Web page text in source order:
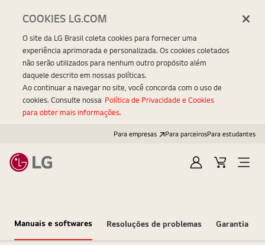
Para empresas Para parceirosPara estudantes
EntrarCarrinhoOpen
Manuais e softwares Resoluções de problemas Garantia
COOKIES LG.COM
O site da LG Brasil coleta cookies para fornecer uma
experiência aprimorada e personalizada. Os cookies coletados
não serão utilizados para nenhum outro propósito além
daquele descrito em nossas políticas.
Ao continuar a navegar no site, você concorda com o uso de
cookies. Consulte nossa Política de Privacidade e Cookies
para obter mais informações.